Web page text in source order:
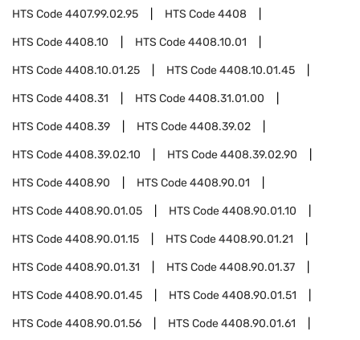
HTS Code4407.99.02.95 HTS Code4408
HTS Code4408.10 HTS Code4408.10.01
HTS Code4408.10.01.25 HTS Code4408.10.01.45
HTS Code4408.31 HTS Code4408.31.01.00
HTS Code4408.39 HTS Code4408.39.02
HTS Code4408.39.02.10 HTS Code4408.39.02.90
HTS Code4408.90 HTS Code4408.90.01
HTS Code4408.90.01.05 HTS Code4408.90.01.10
HTS Code4408.90.01.15 HTS Code4408.90.01.21
HTS Code4408.90.01.31 HTS Code4408.90.01.37
HTS Code4408.90.01.45 HTS Code4408.90.01.51
HTS Code4408.90.01.56 HTS Code4408.90.01.61